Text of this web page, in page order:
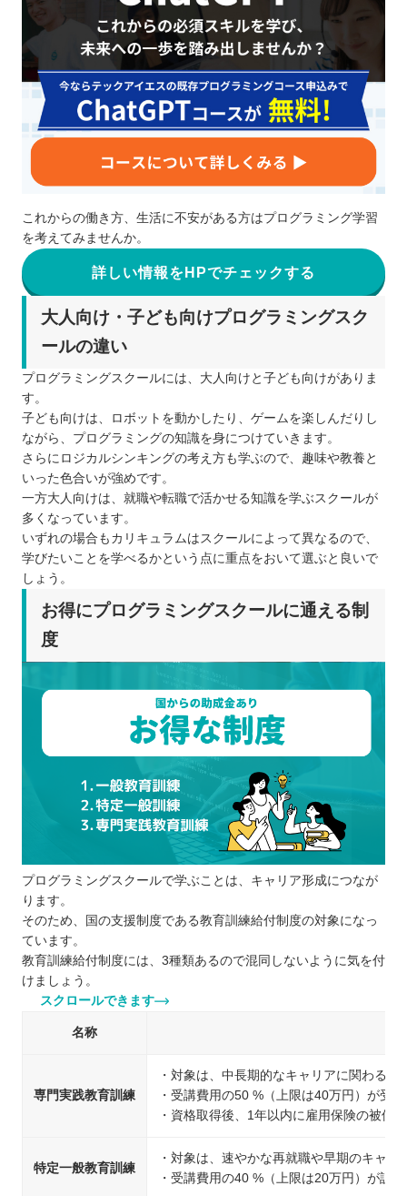
これからの働き方、生活に不安がある方はプログラミング学習
を考えてみませんか。
詳しい情報をHPでチェックする
大人向け・子ども向けプログラミングスク
ールの違い
プログラミングスクールには、大人向けと子ども向けがありま
す。
子ども向けは、ロボットを動かしたり、ゲームを楽しんだりし
ながら、プログラミングの知識を身につけていきます。
さらにロジカルシンキングの考え方も学ぶので、趣味や教養と
いった色合いが強めです。
一方大人向けは、就職や転職で活かせる知識を学ぶスクールが
多くなっています。
いずれの場合もカリキュラムはスクールによって異なるので、
学びたいことを学べるかという点に重点をおいて選ぶと良いで
しょう。
お得にプログラミングスクールに通える制
度
プログラミングスクールで学ぶことは、キャリア形成につなが
ります。
そのため、国の支援制度である教育訓練給付制度の対象になっ
ています。
教育訓練給付制度には、3種類あるので混同しないように気を付
けましょう。
スクロールできます
名称
専門実践教育訓練
・対象は、中長期的なキャリアに関わる教
・受講費用の50 %（上限は40万円）が受
・資格取得後、1年以内に雇用保険の被保
特定一般教育訓練
・対象は、速やかな再就職や早期のキャリ
・受講費用の40 %（上限は20万円）が訓